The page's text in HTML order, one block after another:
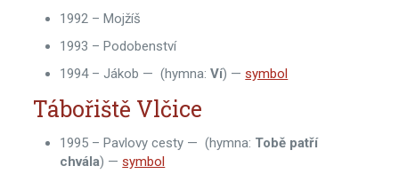
1992 – Mojžíš
1993 – Podobenství
1994 – Jákob — (hymna:Ví) —symbol
Tábořiště Vlčice
1995 – Pavlovy cesty — (hymna: Tobě patří
chvála) —symbol